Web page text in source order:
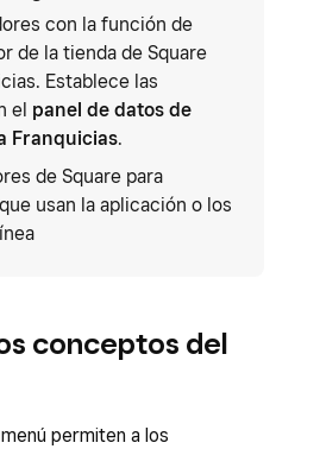
con la función de
de la tienda de Square
Establece las
el panel de datos de
Franquicias.
de Square para
usan la aplicación o los
conceptos del
permiten a los